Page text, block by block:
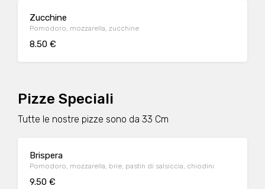
Zucchine
Pomodoro, mozzarella, zucchine
8.50 €
Pizze Speciali
Tutte le nostre pizze sono da 33 Cm
Brispera
Pomodoro, mozzarella, brie, pastin di salsiccia, chiodini
9.50 €